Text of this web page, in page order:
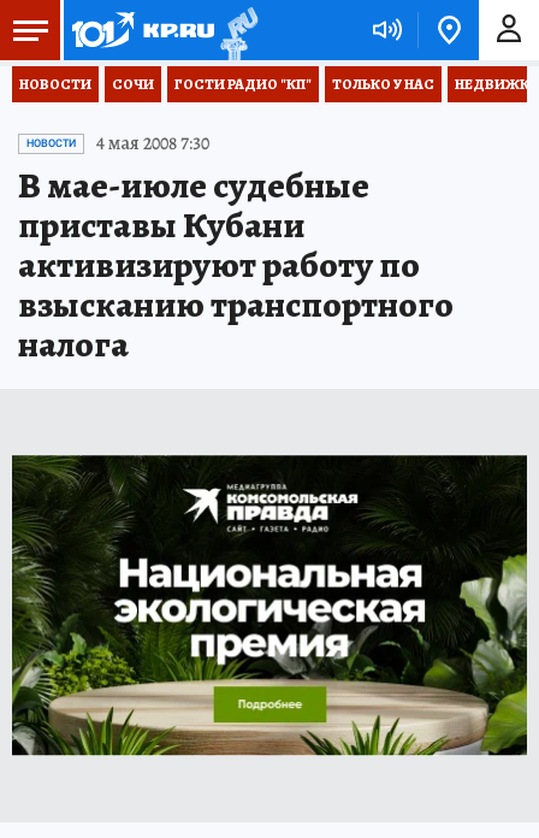
НОВОСТИ СОЧИ ГОСТИ РАДИО "КП" ТОЛЬКО У НАС НЕДВИЖКА
НОВОСТИ 4 мая 2008 7:30
В мае-июле судебные
приставы Кубани
активизируют работу по
взысканию транспортного
налога